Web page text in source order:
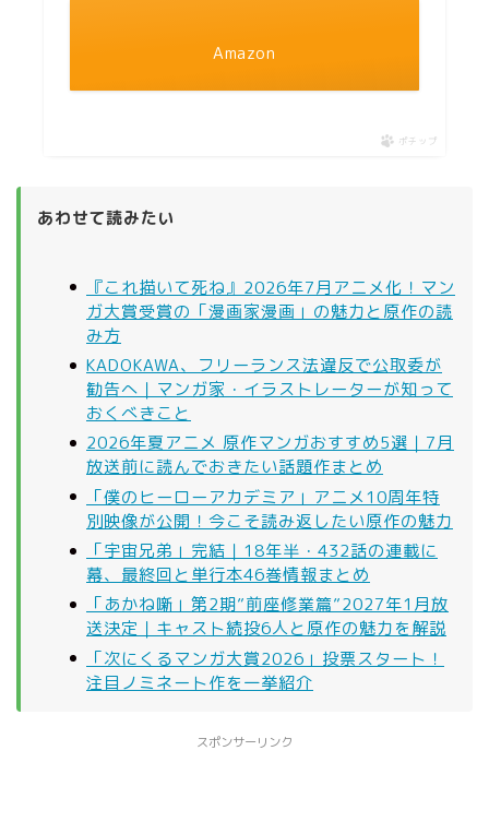
Amazon
ポチップ
あわせて読みたい
『これ描いて死ね』2026年7月アニメ化！マン
ガ大賞受賞の「漫画家漫画」の魅力と原作の読
み方
KADOKAWA、フリーランス法違反で公取委が
勧告へ｜マンガ家・イラストレーターが知って
おくべきこと
2026年夏アニメ 原作マンガおすすめ5選｜7月
放送前に読んでおきたい話題作まとめ
「僕のヒーローアカデミア」アニメ10周年特
別映像が公開！今こそ読み返したい原作の魅力
「宇宙兄弟」完結｜18年半・432話の連載に
幕、最終回と単行本46巻情報まとめ
「あかね噺」第2期”前座修業篇”2027年1月放
送決定｜キャスト続投6人と原作の魅力を解説
「次にくるマンガ大賞2026」投票スタート！
注目ノミネート作を一挙紹介
スポンサーリンク